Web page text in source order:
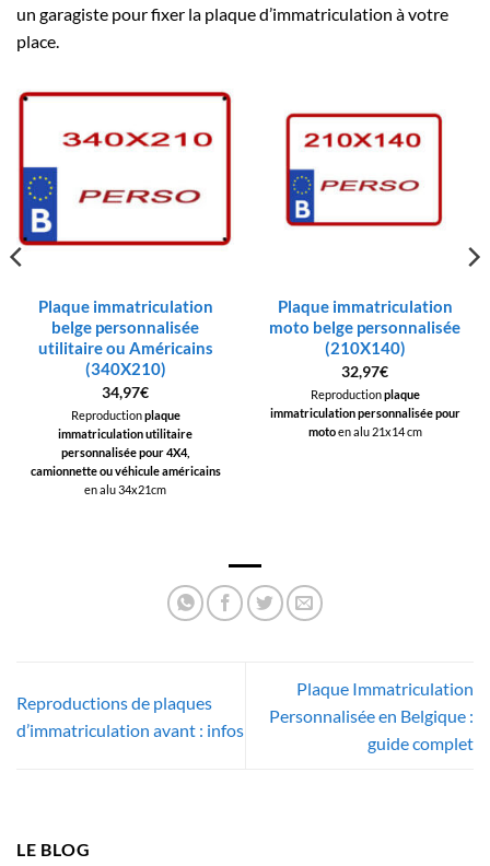
un garagiste pour fixer la plaque d’immatriculation à votre
place.
Plaque immatriculation
belge personnalisée
utilitaire ou Américains
(340X210)
34,97€
Reproductionplaque
immatriculation utilitaire
personnalisée pour 4X4,
camionnette ou véhicule américains
en alu 34x21cm
Plaque immatriculation
moto belge personnalisée
(210X140)
32,97€
Reproductionplaque
immatriculation personnalisée pour
motoen alu 21x14 cm
Reproductions de plaques
d’immatriculation avant : infos
Plaque Immatriculation
Personnalisée en Belgique :
guide complet
LE BLOG